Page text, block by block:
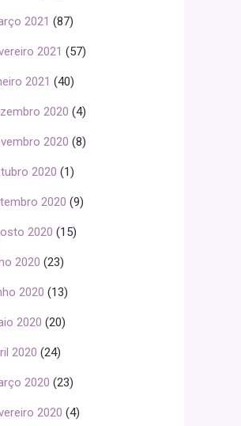
2021 (87)
2021 (57)
2021 (40)
2020 (4)
2020 (8)
2020 (1)
2020 (9)
2020 (15)
2020 (23)
2020 (13)
2020 (20)
2020 (24)
2020 (23)
2020 (4)